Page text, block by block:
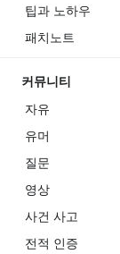
팁과 노하우
패치노트
커뮤니티
자유
유머
질문
영상
사건 사고
전적 인증